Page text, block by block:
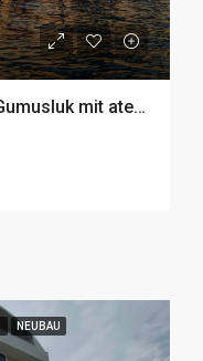
Luxuswohnungen in Bodrum Gumusluk mit atemberaubendem Meerblick, zum Verkauf
NEUBAU